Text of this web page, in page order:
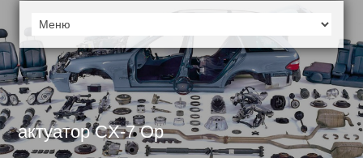
актуатор CX-7 Ор